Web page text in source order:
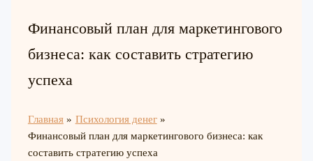
Финансовый план для маркетингового
бизнеса: как составить стратегию
успеха
Главная
Психология денег
Финансовый план для маркетингового бизнеса: как
составить стратегию успеха